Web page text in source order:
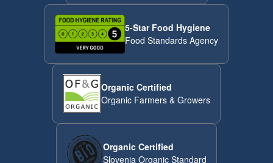
5-Star Food Hygiene
Food Standards Agency
Organic Certified
Organic Farmers & Growers
Organic Certified
Slovenia Organic Standard